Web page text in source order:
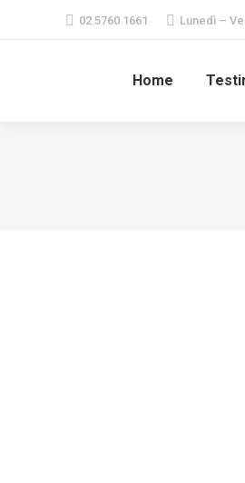
02 5760 1661 Lunedì –
Home